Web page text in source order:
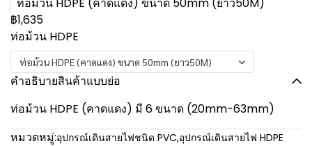
฿1,635
ท่อม้วน HDPE
ท่อม้วน HDPE (คาดแดง) ขนาด 50mm (ยาว50M)
คำอธิบายสินค้าแบบย่อ
ท่อม้วน HDPE (คาดแดง) มี 6 ขนาด (20mm-63mm)
หมวดหมู่:อุปกรณ์เดินสายไฟชนิด PVC,อุปกรณ์เดินสายไฟ HDPE